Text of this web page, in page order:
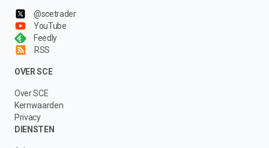
@scetrader
YouTube
Feedly
RSS
OVER SCE
Over SCE
Kernwaarden
Privacy
DIENSTEN